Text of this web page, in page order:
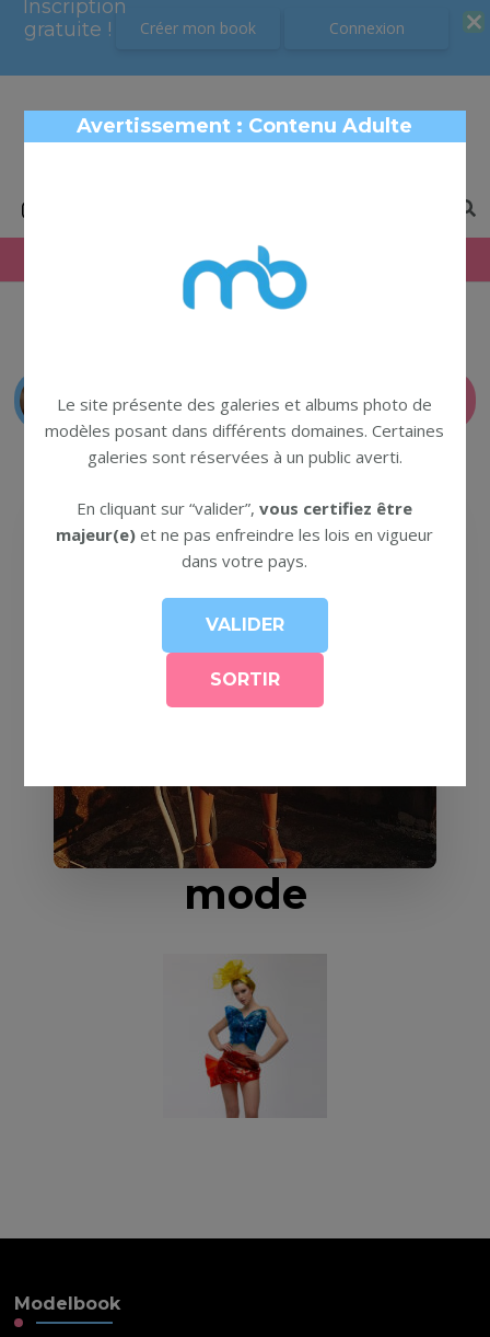
Inscription
gratuite !
Créer mon book Connexion
ModelBook
SIGNALER
← Retour au profil
mode
Inscription
gratuite !
Créer mon book Connexion
Modelbook
Avertissement : Contenu Adulte
Le site présente des galeries et albums photo de
modèles posant dans différents domaines. Certaines
galeries sont réservées à un public averti.
En cliquant sur “valider”,vous certifiez être
majeur(e) et ne pas enfreindre les lois en vigueur
dans votre pays.